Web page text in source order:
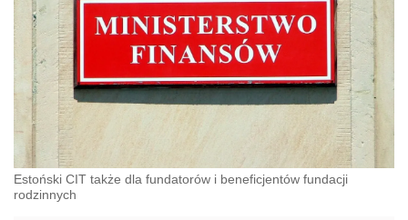
Estoński CIT także dla fundatorów i beneficjentów fundacji
rodzinnych